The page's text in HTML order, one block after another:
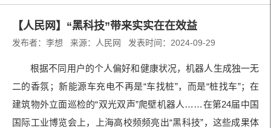
【人民网】“黑科技”带来实实在在效益
发布者：李想 来源：人民网 发表时间：2024-09-29
根据不同用户的个人偏好和健康状况，机器人生成独一无
二的香氛；新能源车充电不再是“车找桩”，而是“桩找车”；在
建筑物外立面巡检的“双光双声”爬壁机器人……在第24届中国
国际工业博览会上，上海高校频频亮出“黑科技”，这些成果体